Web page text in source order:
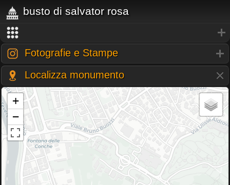
busto di salvator rosa
Fotografie e Stampe
Localizza monumento
+
−